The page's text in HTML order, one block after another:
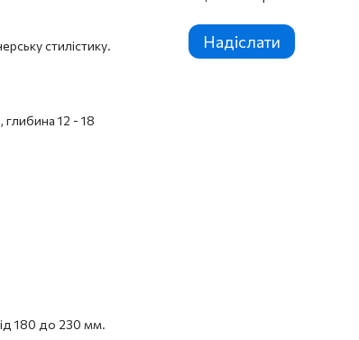
стилістику.
глибина 12 - 18
180 до 230 мм.
Надіслати